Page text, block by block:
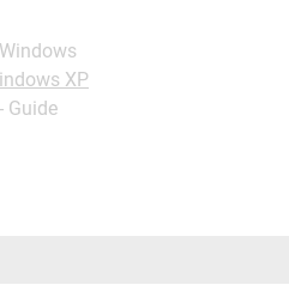
XP
- Guide